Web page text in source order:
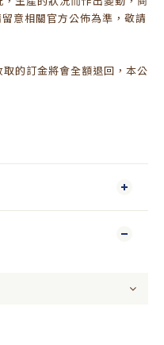
意相關官方公佈為準，敬請
的訂金將會全額退回，本公